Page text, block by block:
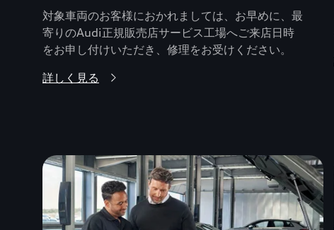
対象車両のお客様におかれましては、お早めに、最
寄りのAudi正規販売店サービス工場へご来店日時
をお申し付けいただき、修理をお受けください。
詳しく見る